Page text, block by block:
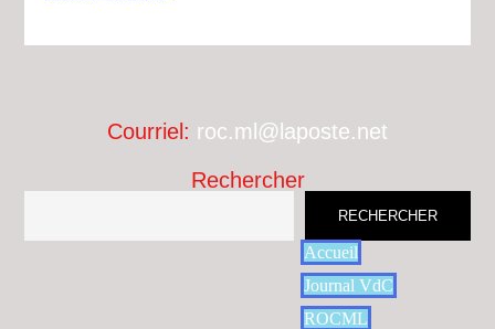
Courriel: roc.ml@laposte.net
Rechercher
RECHERCHER
Accueil
Journal VdC
ROCML